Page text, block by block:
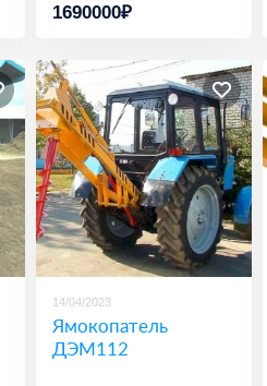
1690000₽
14/04/2023
Ямокопатель
ДЭМ112